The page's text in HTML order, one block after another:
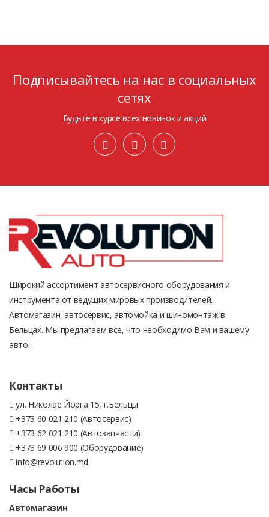
Подписывайтесь на нас в социальных
сетях
Будьте в курсе всех новинок и акций
Широкий ассортимент автосервисного оборудования и
инструмента от ведущих мировых производителей.
Автомагазин, автосервис, автомойка и шиномонтаж в
Бельцах. Мы предлагаем все, что необходимо Вам и вашему
авто.
Контакты
ул. Николае Йорга 15, г.Бельцы
+373 60 021 210 (Автосервис)
+373 62 021 210 (Автозапчасти)
+373 69 006 900 (Оборудование)
info@revolution.md
Часы Работы
Автомагазин